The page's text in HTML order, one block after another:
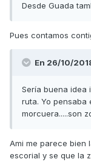
Desde Guada
Pues contamos
En 26/10/
Sería buena idea
ruta. Yo pensaba
morcuera.....son
Ami me parece bien
escorial y se que la